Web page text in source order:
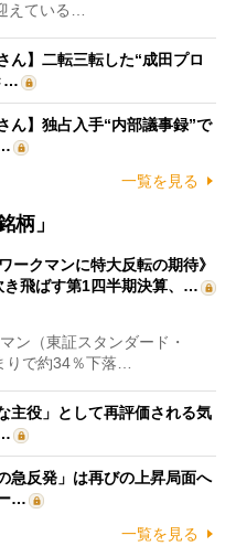
えている…
ん】二転三転した“成田プロ
…
ん】独占入手“内部議事録”で
一覧を見る
柄」
ークマンに特大反転の期待》
き飛ばす第1四半期決算、…
ン（東証スタンダード・
りで約34％下落…
主役」として再評価される気
急反発」は再びの上昇局面へ
…
一覧を見る